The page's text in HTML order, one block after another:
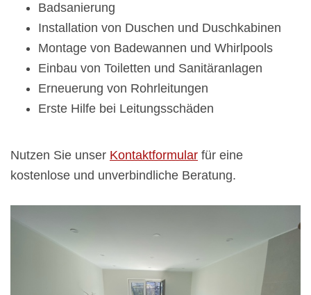
Badsanierung
Installation von Duschen und Duschkabinen
Montage von Badewannen und Whirlpools
Einbau von Toiletten und Sanitäranlagen
Erneuerung von Rohrleitungen
Erste Hilfe bei Leitungsschäden
Nutzen Sie unser Kontaktformular für eine
kostenlose und unverbindliche Beratung.